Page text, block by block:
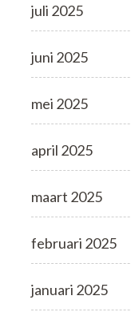
juli 2025
juni 2025
mei 2025
april 2025
maart 2025
februari 2025
januari 2025